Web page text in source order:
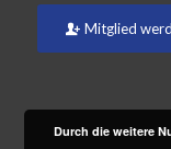
Mitglied
Durch die weitere